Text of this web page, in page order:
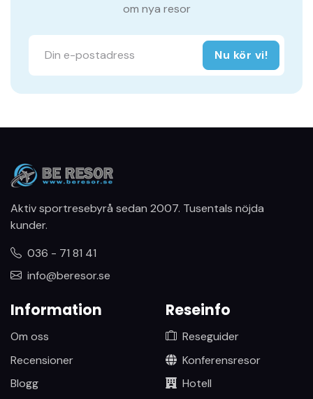
om nya resor
Nu kör vi!
Aktiv sportresebyrå sedan 2007. Tusentals nöjda
kunder.
036 - 71 81 41
info@beresor.se
Information
Om oss
Recensioner
Blogg
Reseinfo
Reseguider
Konferensresor
Hotell